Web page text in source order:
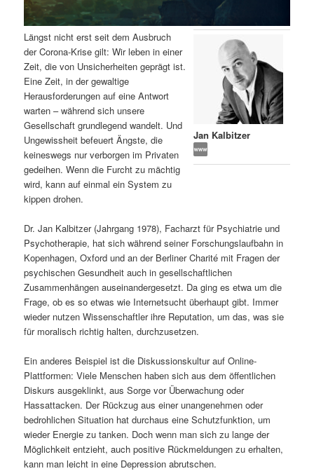
I
n
h
a
l
t
s
r
i
n
g
e
e
n
I
n
h
a
l
s
p
r
n
n
Jan Kalbitzer
Längst nicht erst seit dem Ausbruch
der Corona-Krise gilt: Wir leben in einer
Zeit, die von Unsicherheiten geprägt ist.
Eine Zeit, in der gewaltige
Herausforderungen auf eine Antwort
warten – während sich unsere
Gesellschaft grundlegend wandelt. Und
Ungewissheit befeuert Ängste, die
keineswegs nur verborgen im Privaten
gedeihen. Wenn die Furcht zu mächtig
wird, kann auf einmal ein System zu
kippen drohen.
Dr. Jan Kalbitzer (Jahrgang 1978), Facharzt für Psychiatrie und
Psychotherapie, hat sich während seiner Forschungslaufbahn in
Kopenhagen, Oxford und an der Berliner Charité mit Fragen der
psychischen Gesundheit auch in gesellschaftlichen
Zusammenhängen auseinandergesetzt. Da ging es etwa um die
Frage, ob es so etwas wie Internetsucht überhaupt gibt. Immer
wieder nutzen Wissenschaftler ihre Reputation, um das, was sie
für moralisch richtig halten, durchzusetzen.
Ein anderes Beispiel ist die Diskussionskultur auf Online-
Plattformen: Viele Menschen haben sich aus dem öffentlichen
Diskurs ausgeklinkt, aus Sorge vor Überwachung oder
Hassattacken. Der Rückzug aus einer unangenehmen oder
bedrohlichen Situation hat durchaus eine Schutzfunktion, um
wieder Energie zu tanken. Doch wenn man sich zu lange der
Möglichkeit entzieht, auch positive Rückmeldungen zu erhalten,
kann man leicht in eine Depression abrutschen.